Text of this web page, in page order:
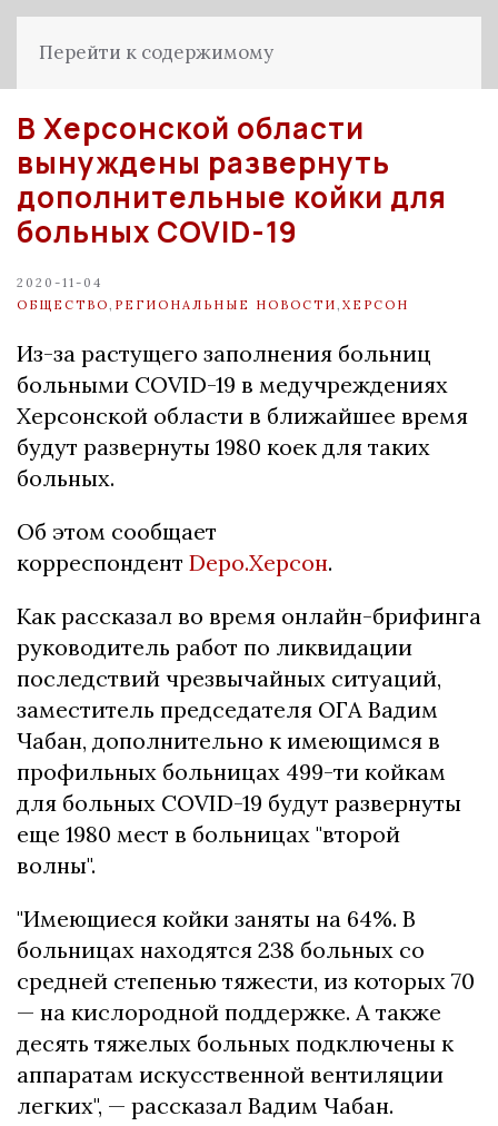
Перейти к содержимому
В Херсонской области
вынуждены развернуть
дополнительные койки для
больных COVID-19
2020-11-04
ОБЩЕСТВО РЕГИОНАЛЬНЫЕ НОВОСТИ ХЕРСОН
Из-за растущего заполнения больниц
больными COVID-19 в медучреждениях
Херсонской области в ближайшее время
будут развернуты 1980 коек для таких
больных.
Об этом сообщает
корреспондент Depo.Херсон.
Как рассказал во время онлайн-брифинга
руководитель работ по ликвидации
последствий чрезвычайных ситуаций,
заместитель председателя ОГА Вадим
Чабан, дополнительно к имеющимся в
профильных больницах 499-ти койкам
для больных COVID-19 будут развернуты
еще 1980 мест в больницах "второй
волны".
"Имеющиеся койки заняты на 64%. В
больницах находятся 238 больных со
средней степенью тяжести, из которых 70
— на кислородной поддержке. А также
десять тяжелых больных подключены к
аппаратам искусственной вентиляции
легких", — рассказал Вадим Чабан.